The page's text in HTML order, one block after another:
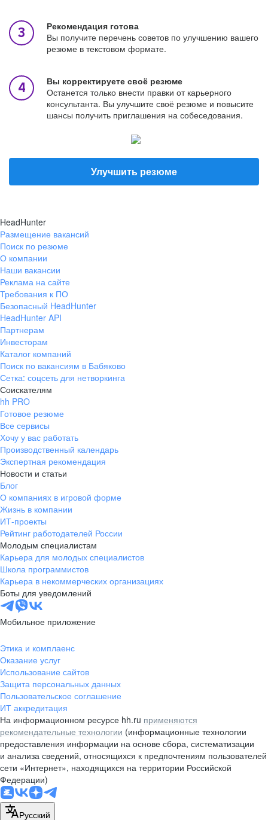
Рекомендация готова
Вы получите перечень советов по улучшению вашего
резюме в текстовом формате.
Вы корректируете своё резюме
Останется только внести правки от карьерного
консультанта. Вы улучшите своё резюме и повысите
шансы получить приглашения на собеседования.
Улучшить резюме
HeadHunter
Размещение вакансий
Поиск по резюме
О компании
Наши вакансии
Реклама на сайте
Требования к ПО
Безопасный HeadHunter
HeadHunter API
Партнерам
Инвесторам
Каталог компаний
Поиск по вакансиям в Бабяково
Сетка: соцсеть для нетворкинга
Соискателям
hh PRO
Готовое резюме
Все сервисы
Хочу у вас работать
Производственный календарь
Экспертная рекомендация
Новости и статьи
Блог
О компаниях в игровой форме
Жизнь в компании
ИТ-проекты
Рейтинг работодателей России
Молодым специалистам
Карьера для молодых специалистов
Школа программистов
Карьера в некоммерческих организациях
Боты для уведомлений
Мобильное приложение
Этика и комплаенс
Оказание услуг
Использование сайтов
Защита персональных данных
Пользовательское соглашение
ИТ аккредитация
На информационном ресурсе hh.ru применяются
рекомендательные технологии (информационные технологии
предоставления информации на основе сбора, систематизации
и анализа сведений, относящихся к предпочтениям пользователей
сети «Интернет», находящихся на территории Российской
Федерации)
Русский